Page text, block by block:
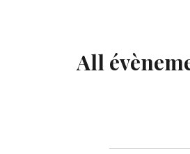
All